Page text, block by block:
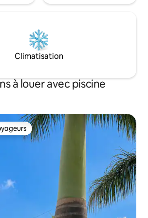
Climatisation
à louer avec piscine